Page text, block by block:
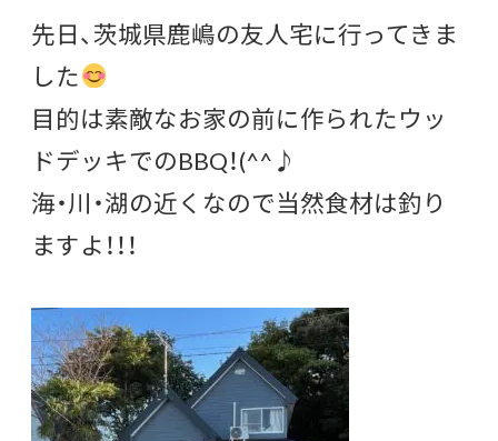
先日、茨城県鹿嶋の友人宅に行ってきま
した
目的は素敵なお家の前に作られたウッ
ドデッキでのBBQ！(^^♪
海・川・湖の近くなので当然食材は釣り
ますよ！！！